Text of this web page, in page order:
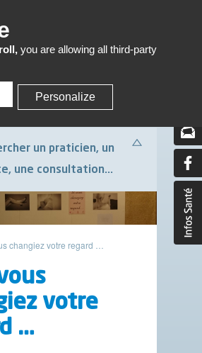
Menu
un praticien, un
une consultation...
changiez votre regard …
votre
…
you are allowing all third-party
Personalize